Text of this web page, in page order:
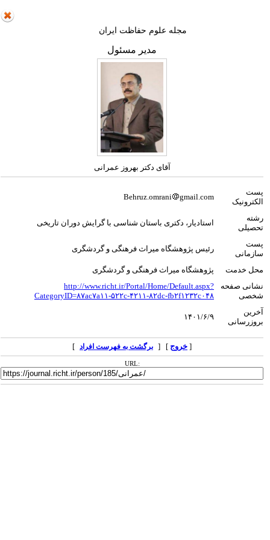
مجله علوم حفاظت ایران
مدیر مسئول
آقای دکتر بهروز عمرانی
پست
الکترونیک
Behruz.omrani gmail.com
رشته
تحصیلی
استادیار، دکتری باستان شناسی با گرایش دوران تاریخی
پست
سازمانی
رئیس پژوهشگاه میراث فرهنگی و گردشگری
محل خدمت
پژوهشگاه میراث فرهنگی و گردشگری
نشانی صفحه
شخصی
http://www.richt.ir/Portal/Home/Default.aspx?
CategoryID=۸۷ac۷a۱۱-۵۲۲c-۴۲۱۱-۸۲dc-fb۲f۱۲۳۲c۰۴۸
آخرین
بروزرسانی
۱۴۰۱/۶/۹
خروج] [ برگشت به فهرست افراد ]
URL: